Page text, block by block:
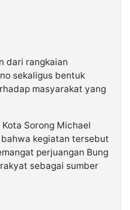
dari rangkaian
sekaligus bentuk
masyarakat yang
Kota Sorong Michael
kegiatan tersebut
perjuangan Bung
sebagai sumber